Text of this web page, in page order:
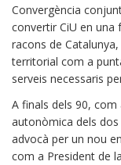
Convergència
convertir CiU en una
racons de
territorial com a
serveis necessaris
A finals dels 90,
autonòmica dels dos
advocà per un nou
com a President de